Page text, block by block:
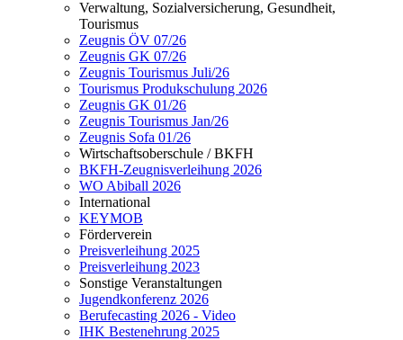
Verwaltung, Sozialversicherung, Gesundheit,
Tourismus
Zeugnis ÖV 07/26
Zeugnis GK 07/26
Zeugnis Tourismus Juli/26
Tourismus Produkschulung 2026
Zeugnis GK 01/26
Zeugnis Tourismus Jan/26
Zeugnis Sofa 01/26
Wirtschaftsoberschule / BKFH
BKFH-Zeugnisverleihung 2026
WO Abiball 2026
International
KEYMOB
Förderverein
Preisverleihung 2025
Preisverleihung 2023
Sonstige Veranstaltungen
Jugendkonferenz 2026
Berufecasting 2026 - Video
IHK Bestenehrung 2025